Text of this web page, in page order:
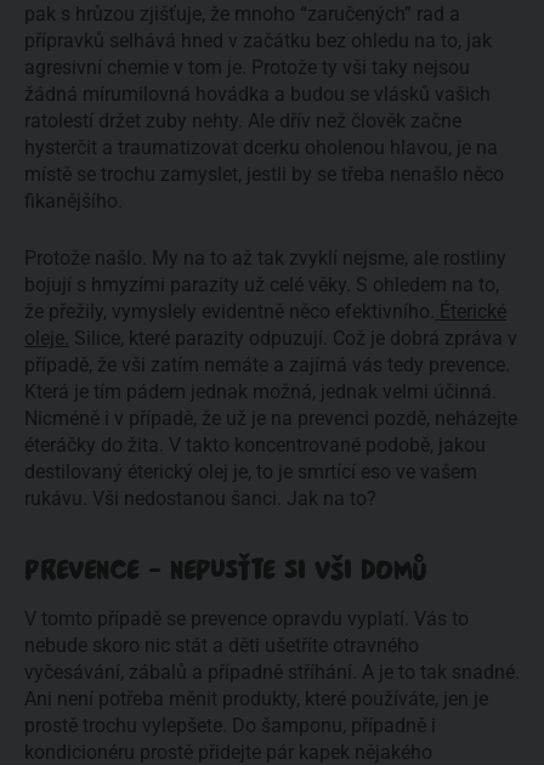
pak s hrůzou zjišťuje, že mnoho “zaručených” rad a
přípravků selhává hned v začátku bez ohledu na to, jak
agresivní chemie v tom je. Protože ty vši taky nejsou
žádná mírumilovná hovádka a budou se vlásků vašich
ratolestí držet zuby nehty. Ale dřív než člověk začne
hysterčit a traumatizovat dcerku oholenou hlavou, je na
místě se trochu zamyslet, jestli by se třeba nenašlo něco
fikanějšího.
Protože našlo. My na to až tak zvyklí nejsme, ale rostliny
bojují s hmyzími parazity už celé věky. S ohledem na to,
že přežily, vymyslely evidentně něco efektivního.
Éterické
oleje. Silice, které parazity odpuzují. Což je dobrá zpráva v
případě, že vši zatím nemáte a zajímá vás tedy prevence.
Která je tím pádem jednak možná, jednak velmi účinná.
Nicméně i v případě, že už je na prevenci pozdě, neházejte
éteráčky do žita. V takto koncentrované podobě, jakou
destilovaný éterický olej je, to je smrtící eso ve vašem
rukávu. Vši nedostanou šanci. Jak na to?
PREVENCE - NEPUSŤTE SI VŠI DOMŮ
V tomto případě se prevence opravdu vyplatí. Vás to
nebude skoro nic stát a děti ušetříte otravného
vyčesávání, zábalů a případně stříhání. A je to tak snadné.
Ani není potřeba měnit produkty, které používáte, jen je
prostě trochu vylepšete. Do šamponu, případně i
kondicionéru prostě přidejte pár kapek nějakého